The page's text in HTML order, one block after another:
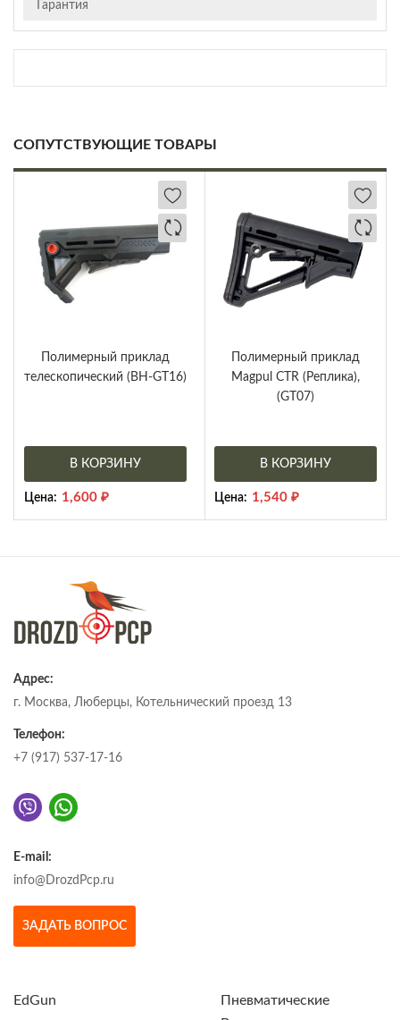
Гарантия
СОПУТСТВУЮЩИЕ ТОВАРЫ
Полимерный приклад
телескопический (BH-GT16)
В КОРЗИНУ
Цена: 1,600 ₽
Полимерный приклад
Magpul CTR (Реплика),
(GT07)
В КОРЗИНУ
Цена: 1,540 ₽
Адрес:
г. Москва, Люберцы, Котельнический проезд 13
Телефон:
+7 (917) 537-17-16
E-mail:
info@DrozdPcp.ru
ЗАДАТЬ ВОПРОС
EdGun
Пневматические